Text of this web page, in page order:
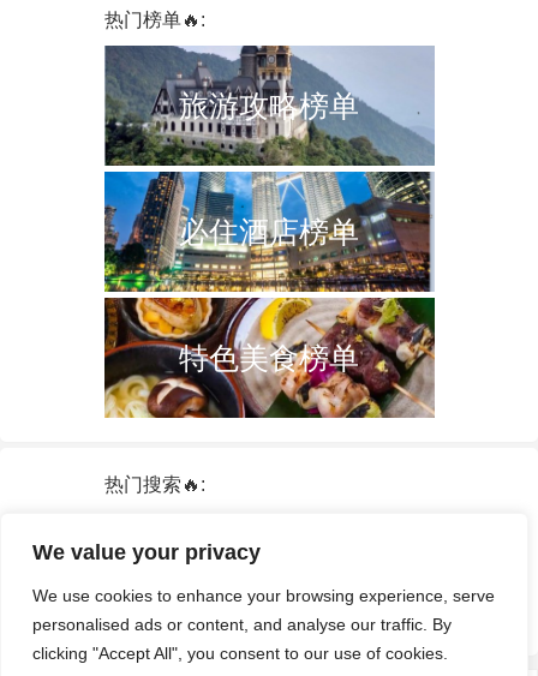
We value your privacy
We use cookies to enhance your browsing experience, serve
personalised ads or content, and analyse our traffic. By
clicking "Accept All", you consent to our use of cookies.
热门榜单🔥:
旅游攻略榜单
必住酒店榜单
特色美食榜单
热门搜索🔥:
泰国
中国 火车票
签证
酒店